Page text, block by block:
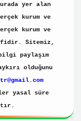
yer alan
kurum ve
kurum ve
Sitemiz,
paylaşım
olduğunu
yasal süre